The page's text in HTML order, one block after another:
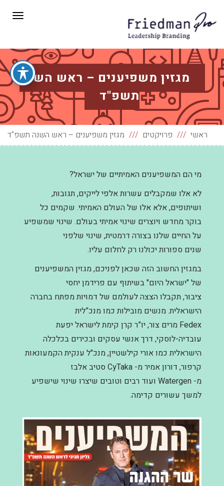
מגזין משפיענים – ראש השנה
תשפ"ד
ראשי פרויקטים מגזין משפיענים – ראש השנה תשפ"ד
מי הם המשפיענים האמיתיים של ישראל?
לא אלו שמקבלים עשרות אלפי לייקים, תגובות,
ושיתופים, אלא אלו של העולם האמיתי. שקמים כל
בוקר מחדש ויוצרים שינוי אמיתי בעולם. שינוי שמשפיע
על החיים שלנו בצורה דרמטית, שינוי שלפני
שנים ספורות יכולנו רק לחלום עליו.
במגזין החשוב הזה שכאן לפניכם, מגזין המשפיענים
של "ישראל היום" בשיתוף עם פרידמן יחסי
ציבור, תקבלו הצצה לעולמם של דמויות מפתח בחברה
הישראלית. מנשים מובילות כמו מנכ”לית
Fedex מרים צור, יו”ר קרן קימת לישראל יפעת
עובדיה-לוסקי, דרך אנשי עסקים ובכירים בכלכלה
הישראלית כמו אורי קילשטיין, מנכ"ל ענקית הקמעונאות
קרפור, דורון אמיר מ- CyTaka סטיב אלבז
מ- Watergen ועוד רבים וטובים שיצרו שינוי שישפיע
למשך עשורים קדימה.